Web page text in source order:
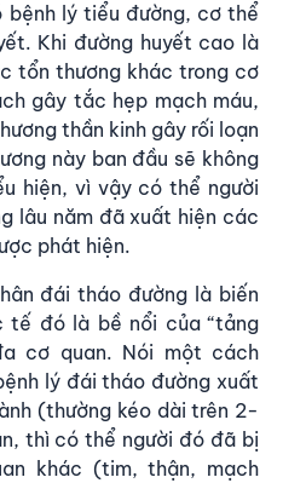
bệnh lý tiểu đường, cơ thể
Khi đường huyết cao là
tổn thương khác trong cơ
gây tắc hẹp mạch máu,
thần kinh gây rối loạn
này ban đầu sẽ không
hiện, vì vậy có thể người
lâu năm đã xuất hiện các
phát hiện.
đái tháo đường là biến
tế đó là bề nổi của “tảng
cơ quan. Nói một cách
lý đái tháo đường xuất
(thường kéo dài trên 2-
thì có thể người đó đã bị
khác (tim, thận, mạch